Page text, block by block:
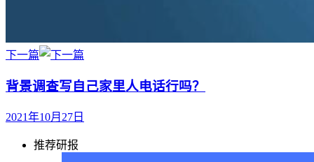
下一篇
背景调查写自己家里人电话行吗？
2021年10月27日
推荐研报